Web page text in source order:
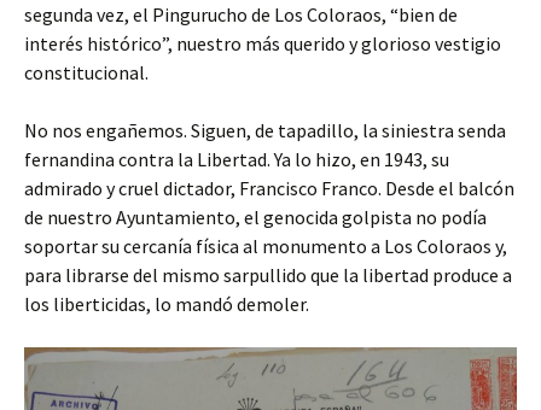
segunda vez, el Pingurucho de Los Coloraos, “bien de
interés histórico”, nuestro más querido y glorioso vestigio
constitucional.
No nos engañemos. Siguen, de tapadillo, la siniestra senda
fernandina contra la Libertad. Ya lo hizo, en 1943, su
admirado y cruel dictador, Francisco Franco. Desde el balcón
de nuestro Ayuntamiento, el genocida golpista no podía
soportar su cercanía física al monumento a Los Coloraos y,
para librarse del mismo sarpullido que la libertad produce a
los liberticidas, lo mandó demoler.